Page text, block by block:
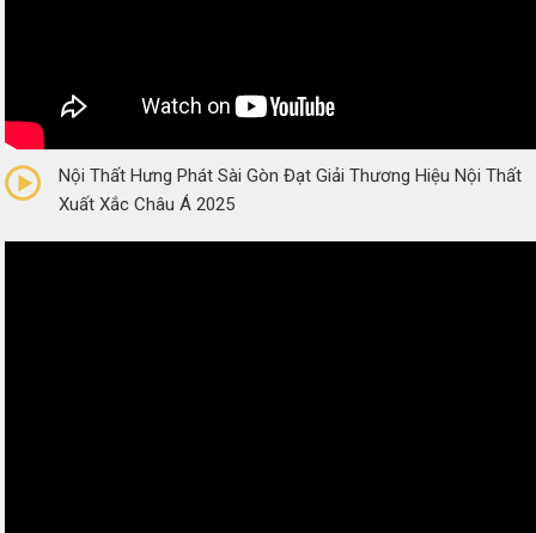
(0 Reviews)
Nội Thất Hưng Phát Sài Gòn Đạt Giải Thương Hiệu Nội Thất
Xuất Xắc Châu Á 2025